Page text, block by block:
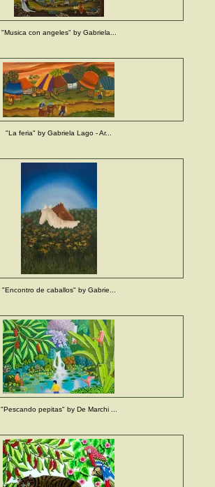
"Musica con angeles" by Gabriela...
"La feria" by Gabriela Lago - Ar...
"Encontro de caballos" by Gabrie...
"Pescando pepitas" by De Marchi ...